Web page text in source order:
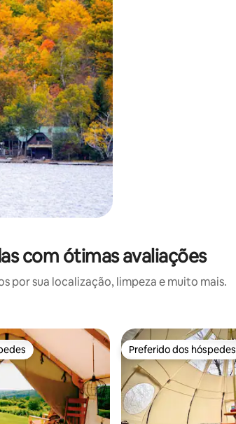
com ótimas avaliações
por sua localização, limpeza e muito mais.
Preferido dos hóspedes
Preferido dos hóspedes